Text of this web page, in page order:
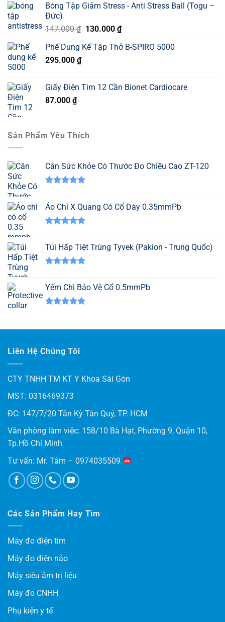
Bóng Tập Giảm Stress - Anti Stress Ball (Togu –
Đức)
147.000₫ Giá
là:
130.000 ₫Giá
tại
Phế Dung Kế Tập Thở B-SPIRO 5000
295.000 ₫
Giấy Điện Tim 12 Cần Bionet Cardiocare
87.000 ₫
Sản Phẩm Yêu Thích
Cân Sức Khỏe Có Thước Đo Chiều Cao ZT-120
5 sao
Áo Chì X Quang Có Cổ Dày 0.35mmPb
5 sao
Túi Hấp Tiệt Trùng Tyvek (Pakion - Trung Quốc)
5 sao
Yếm Chì Bảo Vệ Cổ 0.5mmPb
5 sao
Liên Hệ Chúng Tôi
CTY TNHH TM KT Y Khoa Sài Gòn
MST: 0316469373
ĐC: 147/7/20 Tân Kỳ Tân Quý, TP. HCM
Văn phòng làm việc: 158/10 Bà Hạt, Phường 9, Quận 10,
Tp.Hồ Chí Minh
Tư vấn: Mr. Tâm – 0974035509
Các Sản Phẩm Hay Tìm
Máy đo điện tim
Máy đo điện não
Máy siêu âm trị liệu
Máy đo CNHH
Phụ kiện y tế